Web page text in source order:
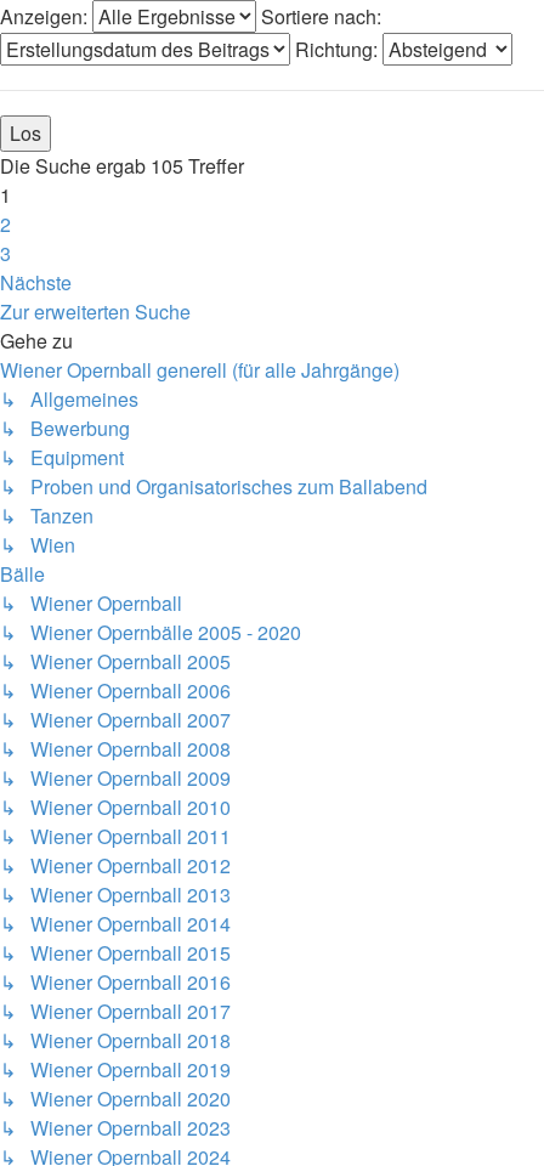
Anzeigen:
Sortiere nach:
Richtung:
Die Suche ergab 105 Treffer
1
2
3
Nächste
Zur erweiterten Suche
Gehe zu
Wiener Opernball generell (für alle Jahrgänge)
↳ Allgemeines
↳ Bewerbung
↳ Equipment
↳ Proben und Organisatorisches zum Ballabend
↳ Tanzen
↳ Wien
Bälle
↳ Wiener Opernball
↳ Wiener Opernbälle 2005 - 2020
↳ Wiener Opernball 2005
↳ Wiener Opernball 2006
↳ Wiener Opernball 2007
↳ Wiener Opernball 2008
↳ Wiener Opernball 2009
↳ Wiener Opernball 2010
↳ Wiener Opernball 2011
↳ Wiener Opernball 2012
↳ Wiener Opernball 2013
↳ Wiener Opernball 2014
↳ Wiener Opernball 2015
↳ Wiener Opernball 2016
↳ Wiener Opernball 2017
↳ Wiener Opernball 2018
↳ Wiener Opernball 2019
↳ Wiener Opernball 2020
↳ Wiener Opernball 2023
↳ Wiener Opernball 2024